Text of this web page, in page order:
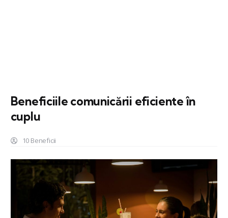
Beneficiile comunicării eficiente în
cuplu
10 Beneficii